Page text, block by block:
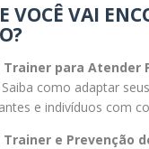
VOCÊ VAI
Trainer para Atender
como adaptar
e indivíduos com
Trainer e Prevenção